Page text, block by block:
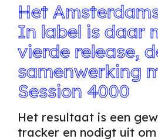
Het
In label is daar
vierde release,
samenwerking
Session 4000
Het resultaat is een
tracker en nodigt uit